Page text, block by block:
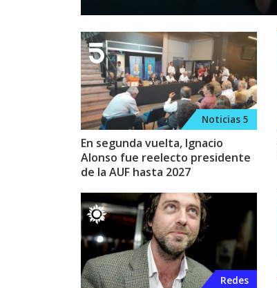
Noticias 5
En segunda vuelta, Ignacio
Alonso fue reelecto presidente
de la AUF hasta 2027
Redes